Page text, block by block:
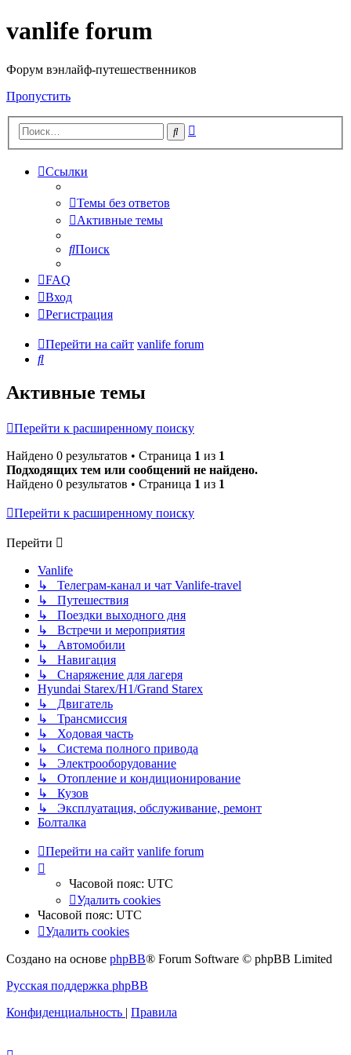
vanlife forum
Форум вэнлайф-путешественников
Пропустить
Поиск
Ссылки
Темы без ответов
Активные темы
Поиск
FAQ
Вход
Регистрация
Перейти на сайт vanlife forum
Поиск
Активные темы
Перейти к расширенному поиску
Найдено 0 результатов • Страница 1 из 1
Подходящих тем или сообщений не найдено.
Найдено 0 результатов • Страница 1 из 1
Перейти к расширенному поиску
Перейти
Vanlife
↳ Телеграм-канал и чат Vanlife-travel
↳ Путешествия
↳ Поездки выходного дня
↳ Встречи и мероприятия
↳ Автомобили
↳ Навигация
↳ Снаряжение для лагеря
Hyundai Starex/H1/Grand Starex
↳ Двигатель
↳ Трансмиссия
↳ Ходовая часть
↳ Система полного привода
↳ Электрооборудование
↳ Отопление и кондиционирование
↳ Кузов
↳ Эксплуатация, обслуживание, ремонт
Болталка
Перейти на сайт vanlife forum
Часовой пояс: UTC
Удалить cookies
Часовой пояс: UTC
Удалить cookies
Создано на основе phpBB® Forum Software © phpBB Limited
Русская поддержка phpBB
Конфиденциальность | Правила